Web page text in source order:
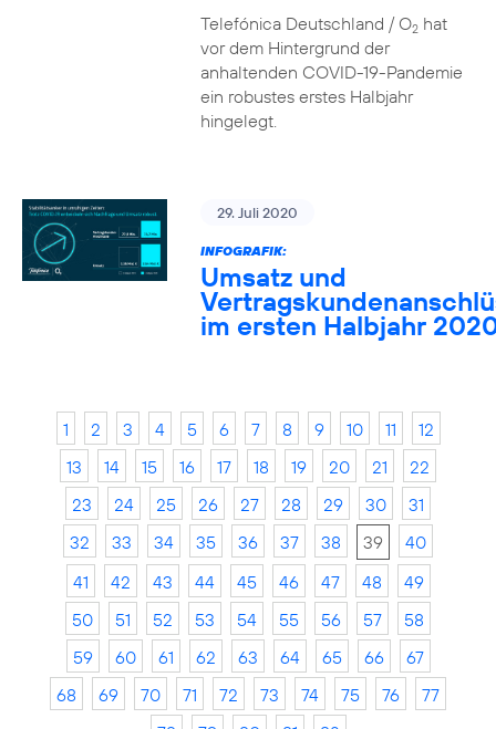
Telefónica Deutschland / O2hat
vor dem Hintergrund der
anhaltenden COVID-19-Pandemie
ein robustes erstes Halbjahr
hingelegt.
29. Juli 2020
INFOGRAFIK:
Umsatz und
im ersten Halbjahr
1 2 3 4 5 6 7 8 9 10 11
12
13
14 15 16 17 18 19 20 21
22
23
24 25 26 27 28 29 30
31
32
33 34 35 36 37 38 39
40
41
42 43 44 45 46 47 48
49
50
51 52 53 54 55 56 57
58
59
60 61 62 63 64 65 66
67
68
69 70 71 72 73 74 75 76
77